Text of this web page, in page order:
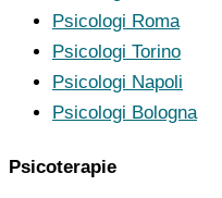
Psicologi Roma
Psicologi Torino
Psicologi Napoli
Psicologi Bologna
Psicoterapie